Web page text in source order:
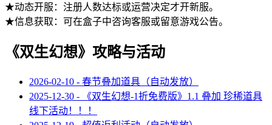
★动态开服：注册人数达标或运营决定才开新服。
★信息获取：可在盒子中咨询客服或留意游戏公告。
《双生幻想》攻略与活动
2026-02-10 - 春节叠加道具（自动发放）
2025-12-30 - 《双生幻想-1折免费版》1.1 叠加 珍稀道具
线下活动！！！